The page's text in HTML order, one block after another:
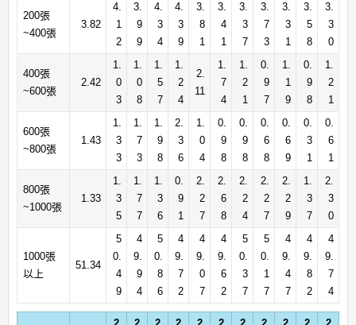
200張
~400張
3.82
4.
1
2
3.
9
9
4.
3
4
4.
3
9
3.
8
1
3.
4
1
3.
3
7
3.
7
3
3.
3
1
3.
5
8
3.
3
0
400張
~600張
2.42
1.
0
3
1.
0
8
1.
5
7
1.
2
4
2.
11
1.
7
4
1.
2
1
0.
9
7
1.
1
9
0.
9
8
1.
2
1
600張
~800張
1.43
1.
3
3
1.
7
3
1.
9
8
2.
3
6
1.
0
4
0.
9
8
0.
9
8
0.
6
8
0.
6
9
0.
3
1
0.
6
1
800張
~1000張
1.33
1.
3
5
1.
7
7
1.
3
6
0.
9
1
2.
2
7
2.
6
8
2.
2
4
2.
2
7
2.
2
9
1.
3
7
2.
3
0
1000張
以上
51.34
5
0.
4
9
4
9.
9
4
5
0.
8
6
4
9.
7
2
4
9.
0
7
4
9.
6
2
5
0.
3
7
5
0.
1
7
4
9.
4
7
4
9.
8
2
4
9.
7
4